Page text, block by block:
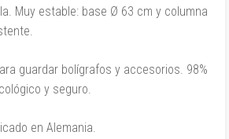
Muy estable: base Ø 63 cm y columna
guardar bolígrafos y accesorios. 98%
y seguro.
en Alemania.